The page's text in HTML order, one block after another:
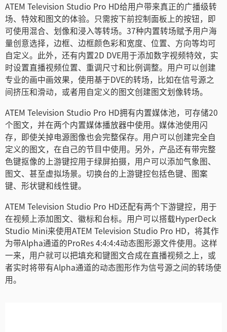
ATEM Television Studio Pro HD给用户带来真正的广播级转
场、特效和图文的体验。只需按下前控制面板上的按钮，即
可使用混合、划像和浸入等转场。37种内置转场赋予用户海
量创意选择，边框、边框颜色彩和宽度、位置、方向等均可
自定义。此外，还有内置2D DVE用于添加数字视频特效，实
时设置直播视频位置、重调尺寸和比例调整。用户可以创建
专业的画中画效果，使用基于DVE的转场，比如在信号源之
间挤压和滑动，或者用自定义的图文创建图文划像转场。
ATEM Television Studio Pro HD拥有内置媒体池，可存储20
个图文，并在两个内置媒体播放器中使用。媒体池使用闪
存，即使关掉电源图像也会完整保存。用户可以创建完全自
定义的图文，在自己的节目中使用。另外，产品还有带完整
色键抠像的上游键控用于绿屏拍摄，用户可以添加气象图、
图文、甚至虚拟场景。切换台的上游键控包括色键、图案
键、形状键和线性键。
ATEM Television Studio Pro HD还配有两个下游键控，用于
在视频上添加图文、徽标和台标。用户可以搭载HyperDeck
Studio Mini来使用ATEM Television Studio Pro HD，将其作
为带Alpha通道的ProRes 4:4:4:4动态图形源文件使用。这样
一来，用户就可以把填充和键图文合成在直播视频之上，或
者实时将带有Alpha通道的动态图形作为信号源之间的转场使
用。